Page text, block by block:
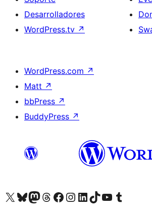
Desarrolladores
WordPress.tv ↗
WordPress.com ↗
Matt ↗
bbPress ↗
BuddyPress ↗
Visita nuestra cuenta de X (anteriormente Twitter)
Visita nuestra cuenta de Bluesky
Visita nuestra cuenta de Mastodon
Visita nuestra cuenta de Threads
Visita nuestra página de Facebook
Visita nuestra cuenta de Instagram
Visita nuestra cuenta de LinkedIn
Visita nuestra cuenta de TikTok
Visita nuestro canal de YouTube
Visita nuestra cuenta de Tumblr